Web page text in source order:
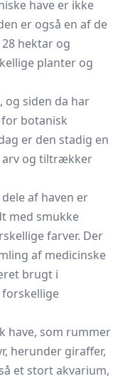
have er ikke
er også en af de
hektar og
planter og
og siden da har
botanisk
er den stadig en
arv og tiltrækker
af haven er
med smukke
farver. Der
af medicinske
brugt i
have, som rummer
herunder giraffer,
et stort akvarium,